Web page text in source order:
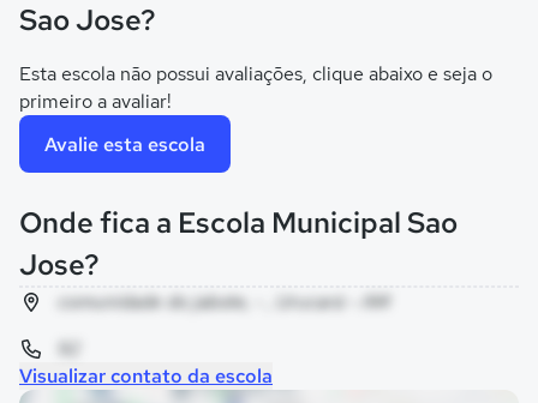
Sao Jose?
Esta escola não possui avaliações, clique abaixo e seja o
primeiro a avaliar!
Avalie esta escola
Onde fica a Escola Municipal Sao
Jose?
comunidade do jabote, - , Urucará - AM
92
Visualizar contato da escola